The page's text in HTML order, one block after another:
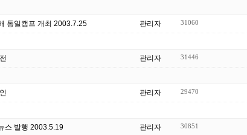
통일캠프 개최 2003.7.25 관리자 31060
관리자 31446
관리자 29470
일간신문 남북뉴스 발행 2003.5.19 관리자 30851